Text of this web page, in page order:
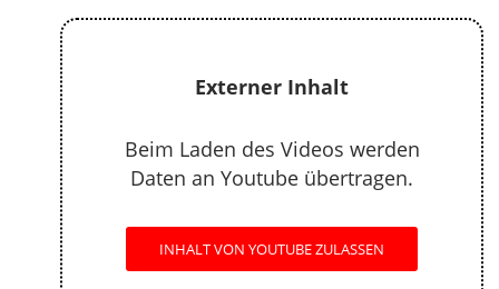
Externer Inhalt
Beim Laden des Videos werden
Daten an Youtube übertragen.
INHALT VON YOUTUBE ZULASSEN